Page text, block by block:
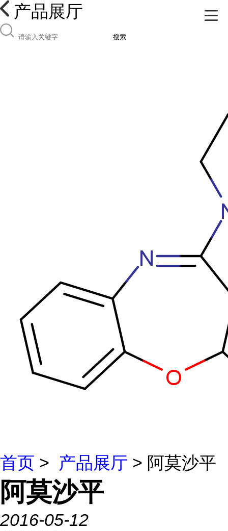
产品展厅
搜索
首页 > 产品展厅 > 阿莫沙平
阿莫沙平
2016-05-12